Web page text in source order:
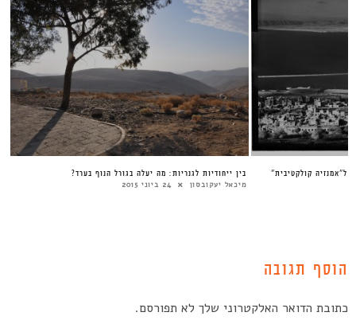
בין ייחודיות לגנריות: מה יעלה בגורל הנוף בערד?
מיכאל יעקובסון 24 ביוני 2015
ל”אמנזיה קולקטיבית”
הוסף תגובה
כתובת הדואר האלקטרוני שלך לא תפורסם.